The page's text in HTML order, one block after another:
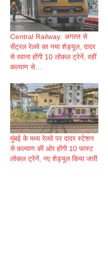
Central Railway: अगस्त से
सेंट्रल रेलवे का नया शेड्यूल, दादर
से रवाना होंगी 10 लोकल ट्रेनें, वहीं
कल्याण से…
मुंबई के मध्य रेलवे पर दादर स्टेशन
से कल्याण की ओर होंगी 10 फास्ट
लोकल ट्रेनें, नए शेड्यूल किया जारी